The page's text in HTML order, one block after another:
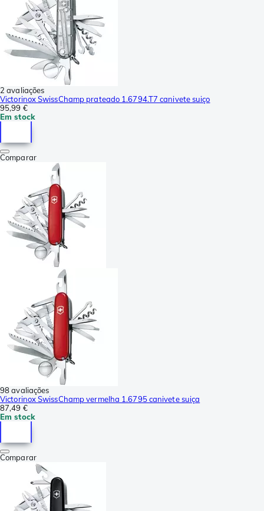
2 avaliações
Victorinox SwissChamp prateado 1.6794.T7 canivete suiço
95,99 €
Em stock
Comparar
98 avaliações
Victorinox SwissChamp vermelha 1.6795 canivete suiça
87,49 €
Em stock
Comparar